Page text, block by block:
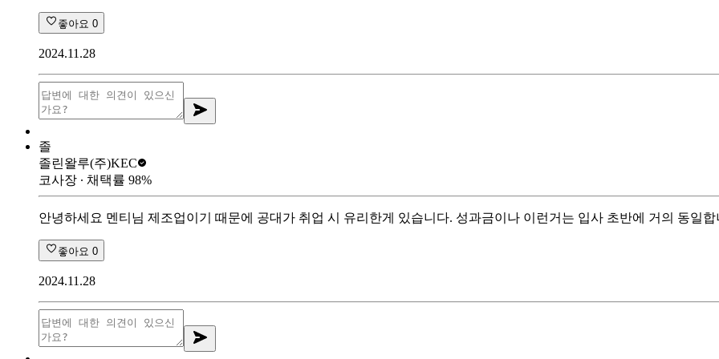
좋아요 0
2024.11.28
졸
졸린왈루(주)KEC
코사장 ∙ 채택률 98%
안녕하세요 멘티님 제조업이기 때문에 공대가 취업 시 유리한게 있습니다. 성과금이나 이런거는 입사 초반에 거의 동일합
좋아요 0
2024.11.28